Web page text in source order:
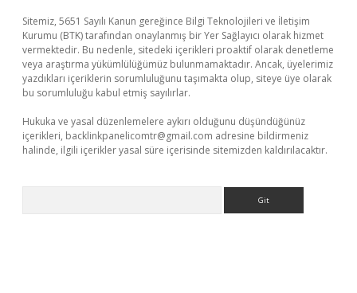
Sitemiz, 5651 Sayılı Kanun gereğince Bilgi Teknolojileri ve İletişim
Kurumu (BTK) tarafından onaylanmış bir Yer Sağlayıcı olarak hizmet
vermektedir. Bu nedenle, sitedeki içerikleri proaktif olarak denetleme
veya araştırma yükümlülüğümüz bulunmamaktadır. Ancak, üyelerimiz
yazdıkları içeriklerin sorumluluğunu taşımakta olup, siteye üye olarak
bu sorumluluğu kabul etmiş sayılırlar.
Hukuka ve yasal düzenlemelere aykırı olduğunu düşündüğünüz
içerikleri, backlinkpanelicomtr@gmail.com adresine bildirmeniz
halinde, ilgili içerikler yasal süre içerisinde sitemizden kaldırılacaktır.